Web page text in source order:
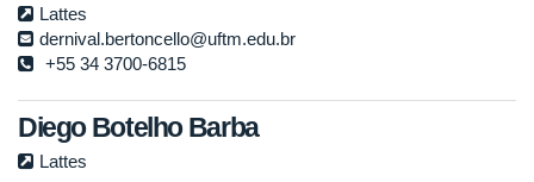
Lattes
dernival.bertoncello@uftm.edu.br
+55 34 3700-6815
Diego Botelho Barba
Lattes